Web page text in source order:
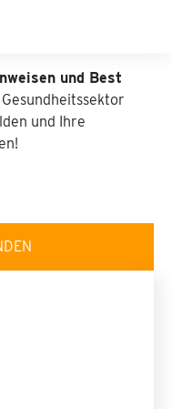
wirtschaftliche
und Best
und Ihre